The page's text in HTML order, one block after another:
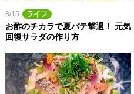
8/15 ライフ
お酢のチカラで夏バテ撃退！ 元気
回復サラダの作り方